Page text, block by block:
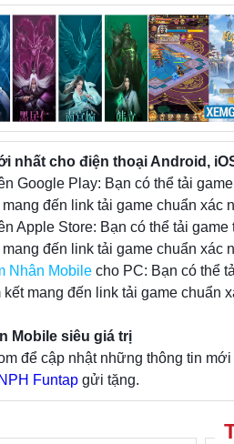
nhất cho điện thoại Android,
Google Play: Bạn có thể tải
đến link tải game chuẩn xác
Apple Store: Bạn có thể tải
đến link tải game chuẩn xác
Nhân Mobile cho PC: Bạn có thể
mang đến link tải game chuẩn
Mobile siêu giá trị
để cập nhật những thông tin
NPH Funtap gửi tặng.